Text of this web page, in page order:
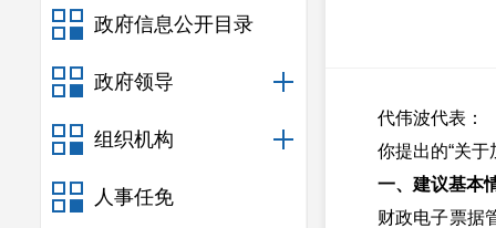
政府信息公开目录
政府领导
组织机构
人事任免
代伟波代表：
你提出的“关于加
一、建议基本
财政电子票据管